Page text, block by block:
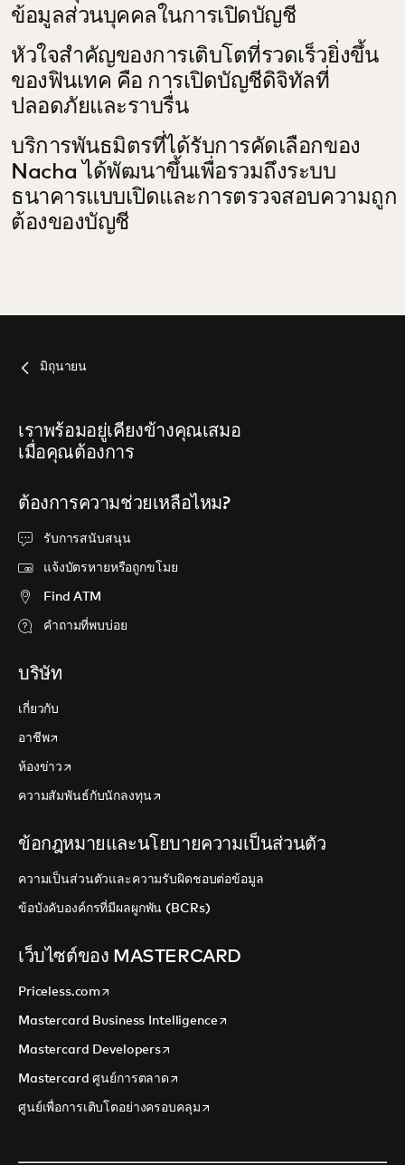
ข้อมูลส่วนบุคคลในการเปิดบัญชี
หัวใจสำคัญของการเติบโตที่รวดเร็วยิ่งขึ้น
ของฟินเทค คือ การเปิดบัญชีดิจิทัลที่
ปลอดภัยและราบรื่น
บริการพันธมิตรที่ได้รับการคัดเลือกของ
Nacha ได้พัฒนาขึ้นเพื่อรวมถึงระบบ
ธนาคารแบบเปิดและการตรวจสอบความถูก
ต้องของบัญชี
มิถุนายน
เราพร้อมอยู่เคียงข้างคุณเสมอ
เมื่อคุณต้องการ
ต้องการความช่วยเหลือไหม?
รับการสนับสนุน
แจ้งบัตรหายหรือถูกขโมย
Find ATM
คำถามที่พบบ่อย
บริษัท
เกี่ยวกับ
อาชีพopens in a new tab
ห้องข่าว opens in a new tab
ความสัมพันธ์กับนักลงทุนopens in a new tab
ข้อกฎหมายและนโยบายความเป็นส่วนตัว
ความเป็นส่วนตัวและความรับผิดชอบต่อข้อมูล
ข้อบังคับองค์กรที่มีผลผูกพัน (BCRs)
เว็บไซต์ของ MASTERCARD
Priceless.comopens in a new tab
Mastercard Business Intelligenceopens in a new tab
Mastercard Developersopens in a new tab
Mastercard ศูนย์การตลาด opens in a new tab
ศูนย์เพื่อการเติบโตอย่างครอบคลุมopens in a new tab